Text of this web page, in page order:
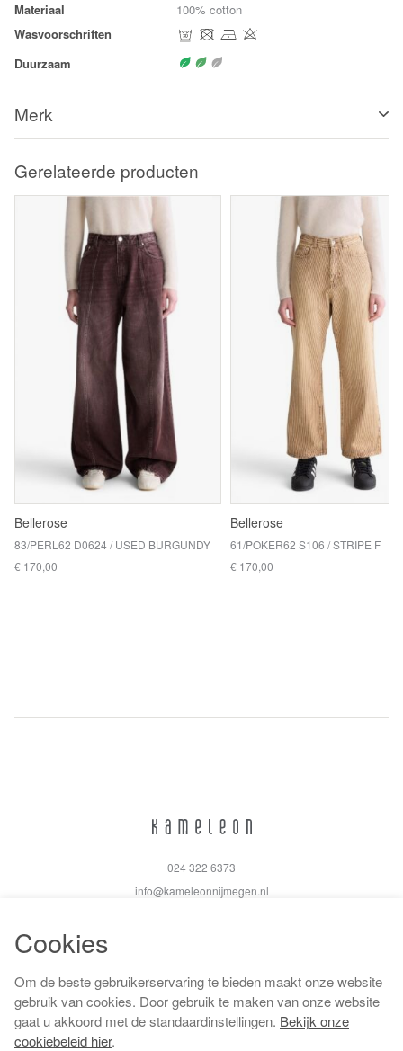
Materiaal
100% cotton
Wasvoorschriften
Duurzaam
Merk
Gerelateerde producten
Bellerose
83/PERL62 D0624 / USED BURGUNDY
€ 170,00
Bellerose
61/POKER62 S106 / STRIPE F
€ 170,00
024 322 6373
info@kameleonnijmegen.nl
Algemene voorwaarden
Privacy policy
Cookiebeleid
Cookies
Om de beste gebruikerservaring te bieden maakt onze website
gebruik van cookies. Door gebruik te maken van onze website
gaat u akkoord met de standaardinstellingen. Bekijk onze
cookiebeleid hier.